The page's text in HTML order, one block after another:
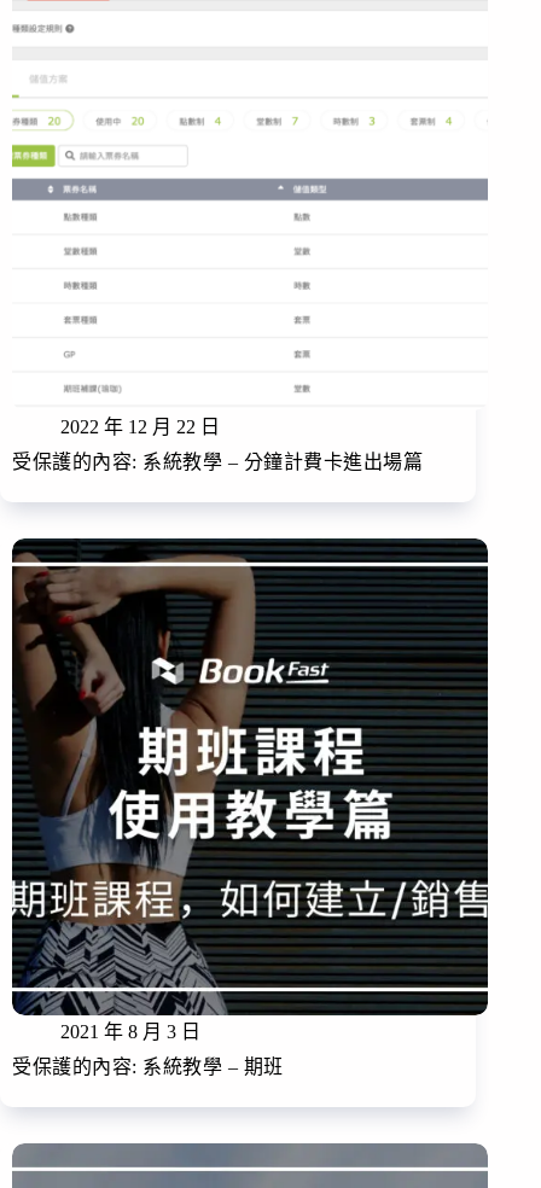
2022 年 12 月 22 日
受保護的內容: 系統教學 – 分鐘計費卡進出場篇
2021 年 8 月 3 日
受保護的內容: 系統教學 – 期班